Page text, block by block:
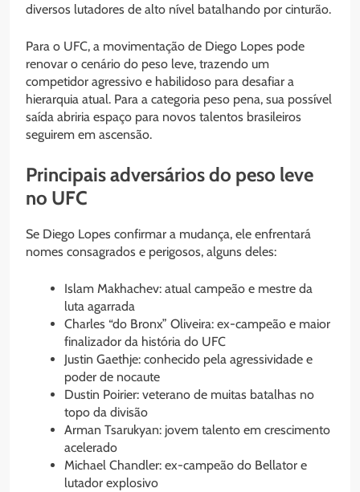
diversos lutadores de alto nível batalhando por cinturão.
Para o UFC, a movimentação de Diego Lopes pode
renovar o cenário do peso leve, trazendo um
competidor agressivo e habilidoso para desafiar a
hierarquia atual. Para a categoria peso pena, sua possível
saída abriria espaço para novos talentos brasileiros
seguirem em ascensão.
Principais adversários do peso leve
no UFC
Se Diego Lopes confirmar a mudança, ele enfrentará
nomes consagrados e perigosos, alguns deles:
Islam Makhachev: atual campeão e mestre da
luta agarrada
Charles “do Bronx” Oliveira: ex-campeão e maior
finalizador da história do UFC
Justin Gaethje: conhecido pela agressividade e
poder de nocaute
Dustin Poirier: veterano de muitas batalhas no
topo da divisão
Arman Tsarukyan: jovem talento em crescimento
acelerado
Michael Chandler: ex-campeão do Bellator e
lutador explosivo